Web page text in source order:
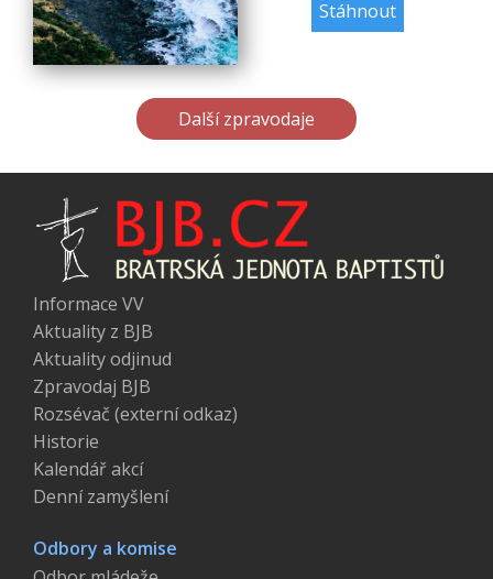
Stáhnout
Další zpravodaje
Odbory a komise
Informace VV
Aktuality z BJB
Aktuality odjinud
Zpravodaj BJB
Rozsévač (externí odkaz)
Historie
Kalendář akcí
Denní zamyšlení